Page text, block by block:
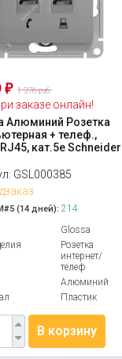
₽ 1 376 руб.
заказе онлайн!
Алюминий Розетка
+ телеф.,
кат.5e Schneider
GSL000385
(14 дней): 214
Glossa
Розетка
интернет/
телеф
Алюминий
Пластик
В корзину